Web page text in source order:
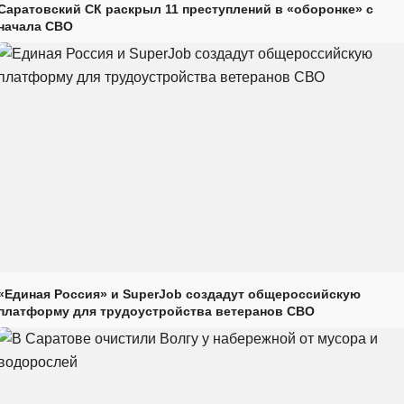
СК раскрыл 11 преступлений в «оборонке» с
СВО
Россия» и SuperJob создадут общероссийскую
для трудоустройства ветеранов СВО